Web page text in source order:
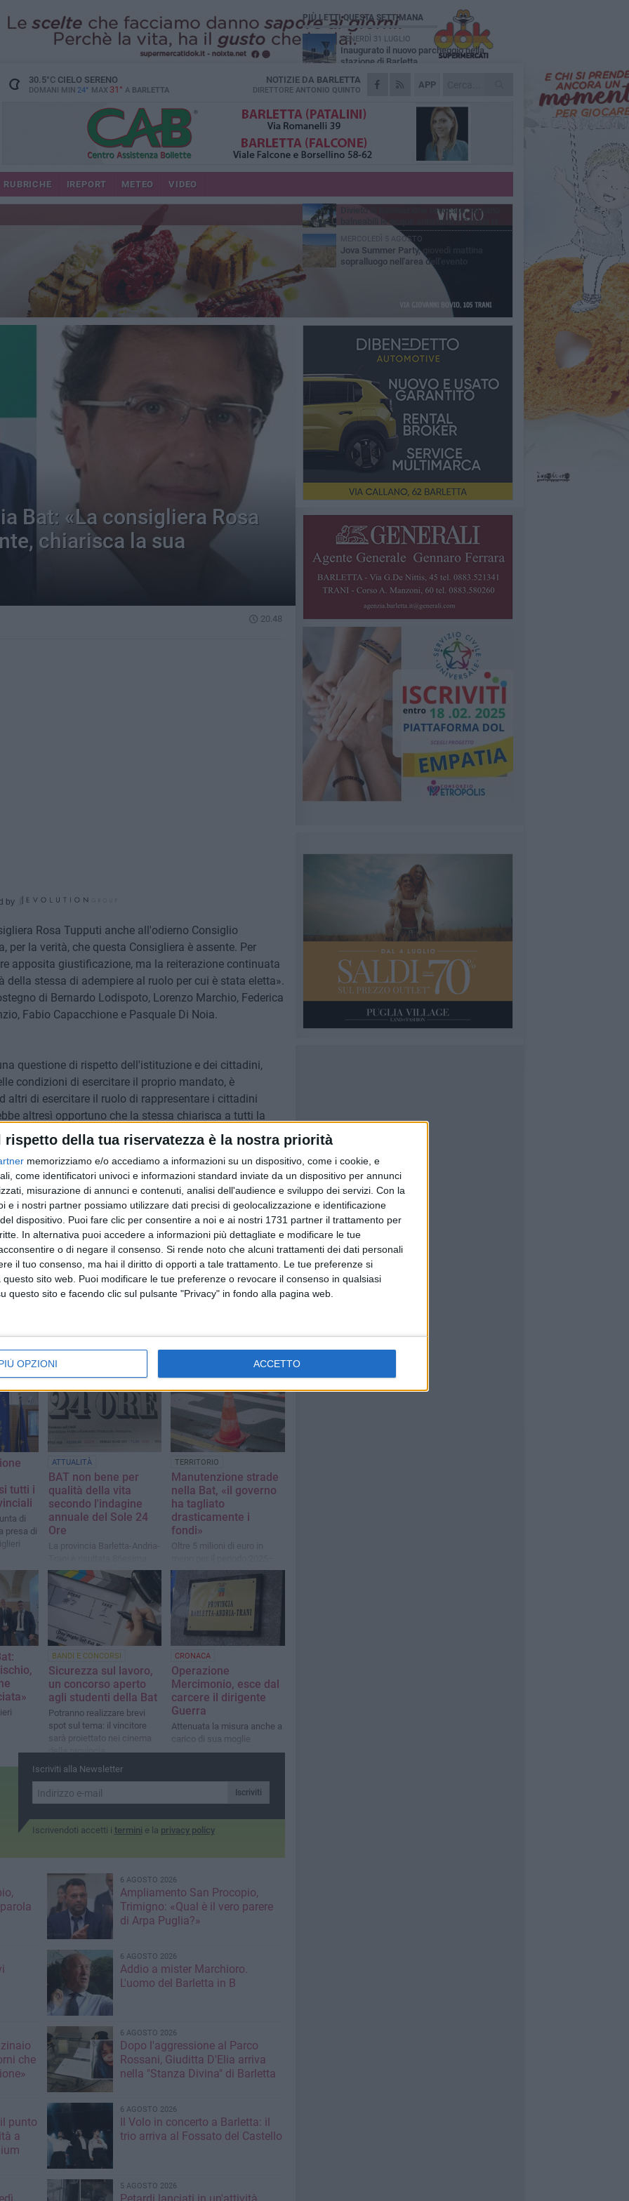
rispetto della tua riservatezza è la nostra priorità
memorizziamo e/o accediamo a informazioni su un dispositivo, come i cookie, e
come identificatori univoci e informazioni standard inviate da un dispositivo per annunci
misurazione di annunci e contenuti, analisi dell'audience e sviluppo dei servizi. Con la
e i nostri partner possiamo utilizzare dati precisi di geolocalizzazione e identificazione
dispositivo. Puoi fare clic per consentire a noi e ai nostri 1731 partner il trattamento per
In alternativa puoi accedere a informazioni più dettagliate e modificare le tue
o di negare il consenso. Si rende noto che alcuni trattamenti dei dati personali
il tuo consenso, ma hai il diritto di opporti a tale trattamento. Le tue preferenze si
sito web. Puoi modificare le tue preferenze o revocare il consenso in qualsiasi
questo sito e facendo clic sul pulsante "Privacy" in fondo alla pagina web.
OPZIONI ACCETTO
30.5°CCIELO SERENO
DOMANI MIN 24° MAX 31° A BARLETTA
APP
NOTIZIE DA BARLETTA
DIRETTORE ANTONIO QUINTO
RUBRICHE IREPORT METEO VIDEO
Bat: «La consigliera Rosa
chiarisca la sua
20.48
by
Rosa Tupputi anche all'odierno Consiglio
per la verità, che questa Consigliera è assente. Per
apposita giustificazione, ma la reiterazione continuata
stessa di adempiere al ruolo per cui è stata eletta».
di Bernardo Lodispoto, Lorenzo Marchio, Federica
Fabio Capacchione e Pasquale Di Noia.
questione di rispetto dell'istituzione e dei cittadini,
condizioni di esercitare il proprio mandato, è
altri di esercitare il ruolo di rappresentare i cittadini
altresì opportuno che la stessa chiarisca a tutti la
con i voti della maggioranza. Questo chiarimento ci
Rosa Tupputi avesse legittimamente deciso di non
non solo non sta ben adempiendo al suo ruolo, ma
Fiduciosi attendiamo chiarezza e serietà politica ed
tutti i
di
presa di
ATTUALITÀ
BAT non bene per
qualità della vita
secondo l'indagine
annuale del Sole 24
Ore
La provincia Barletta-Andria-
nella classifica del giornale
di Confindustria
TERRITORIO
Manutenzione strade
nella Bat, «il governo
ha tagliato
drasticamente i
fondi»
Oltre 5 milioni di euro in
2028
BANDI E CONCORSI
Sicurezza sul lavoro,
un concorso aperto
agli studenti della Bat
Potranno realizzare brevi
spot sul tema: il vincitore
sarà proiettato nei cinema
della provincia
CRONACA
Operazione
Mercimonio, esce dal
carcere il dirigente
Guerra
Attenuata la misura anche a
carico di sua moglie
Iscriviti alla Newsletter
Iscriviti
Iscrivendoti accetti i termini e la privacy policy
6 AGOSTO 2026
Ampliamento San Procopio,
Trimigno: «Qual è il vero parere
di Arpa Puglia?»
6 AGOSTO 2026
Addio a mister Marchioro.
L'uomo del Barletta in B
che
6 AGOSTO 2026
Dopo l'aggressione al Parco
Rossani, Giuditta D'Elia arriva
nella "Stanza Divina" di Barletta
punto
a
6 AGOSTO 2026
Il Volo in concerto a Barletta: il
trio arriva al Fossato del Castello
5 AGOSTO 2026
PIÙ LETTI QUESTA SETTIMANA
VENERDÌ 31 LUGLIO
Inaugurato il nuovo parcheggio nella
stazione di Barletta
MERCOLEDÌ 5 AGOSTO
Barletta piange Gioacchino Dagnello:
GIOVEDÌ 30 LUGLIO
Rapina all'Ipercoop di Barletta: nel mirino la
gioielleria, banditi in fuga
DOMENICA 2 AGOSTO
Beni confiscati alla mafia. Nasce il servizio
VENERDÌ 31 LUGLIO
Divieto di balneazione revocato, tornano
balneabili le acque antistanti il Canale H
MERCOLEDÌ 5 AGOSTO
Jova Summer Party, giovedì mattina
sopralluogo nell'area dell'evento